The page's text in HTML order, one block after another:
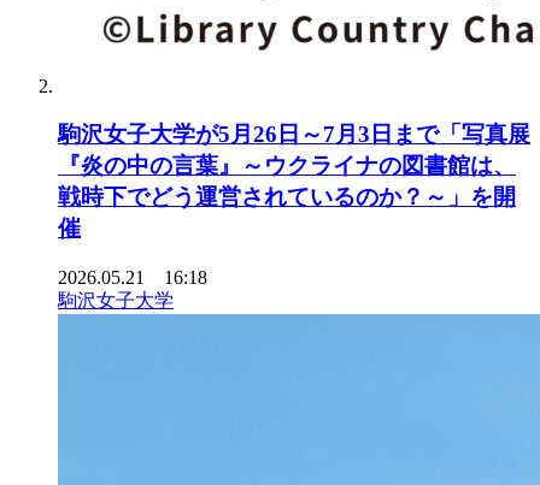
駒沢女子大学が5月26日～7月3日まで「写真展
『炎の中の言葉』～ウクライナの図書館は、
戦時下でどう運営されているのか？～」を開
催
2026.05.21 16:18
駒沢女子大学